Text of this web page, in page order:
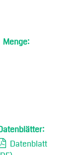
Menge:
Datenblatt